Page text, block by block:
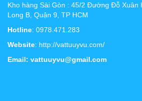
Kho hàng Sài Gòn : 45/2 Đường Đỗ
Long B, Quận 9, TP HCM
Hotline: 0978.471.283
Website: http://vattuuyvu.com/
Email: vattuuyvu@gmail.com